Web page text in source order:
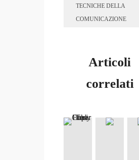
TECNICHE DELLA
COMUNICAZIONE
Articoli
correlati